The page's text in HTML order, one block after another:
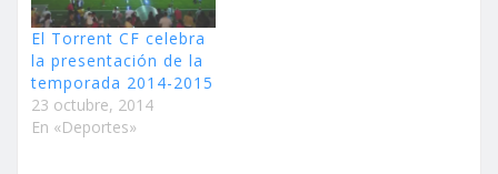
El Torrent CF celebra
la presentación de la
temporada 2014-2015
23 octubre, 2014
En «Deportes»